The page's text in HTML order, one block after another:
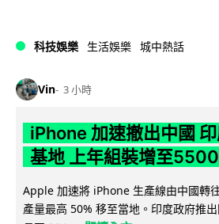
科技娛樂 生活娛樂 城中熱話
Vin 3 小時
iPhone 加速撤出中國
基地 上年組裝增至
Apple 加速將 iPhone 生產線由中國轉
產量最高 50% 移至當地。印度政府推